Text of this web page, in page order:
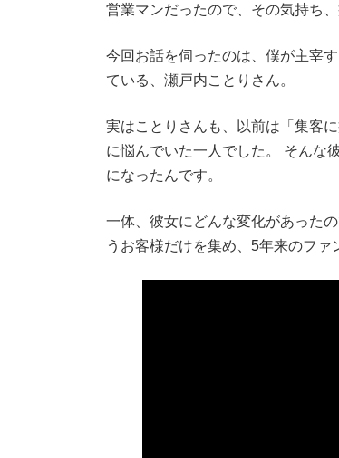
営業マンだったので、その気持ち
今回お話を伺ったのは、僕が主宰
ている、瀬戸内ことりさん。
実はことりさんも、以前は「集客
に悩んでいた一人でした。 そんな
になったんです。
一体、彼女にどんな変化があった
うお客様だけを集め、5年来のファ